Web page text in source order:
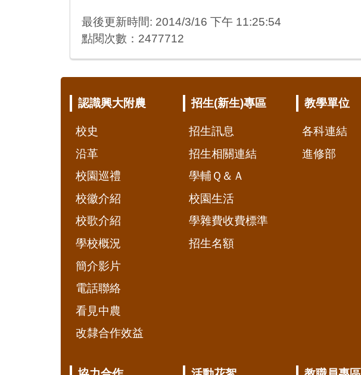
最後更新時間: 2014/3/16 下午 11:25:54
點閱次數：2477712
認識興大附農
校史
沿革
校園巡禮
校徽介紹
校歌介紹
學校概況
簡介影片
電話聯絡
看見中農
改隸合作效益
招生(新生)專區
招生訊息
招生相關連結
學輔Ｑ＆Ａ
校園生活
學雜費收費標準
招生名額
教學單位
各科連結
進修部